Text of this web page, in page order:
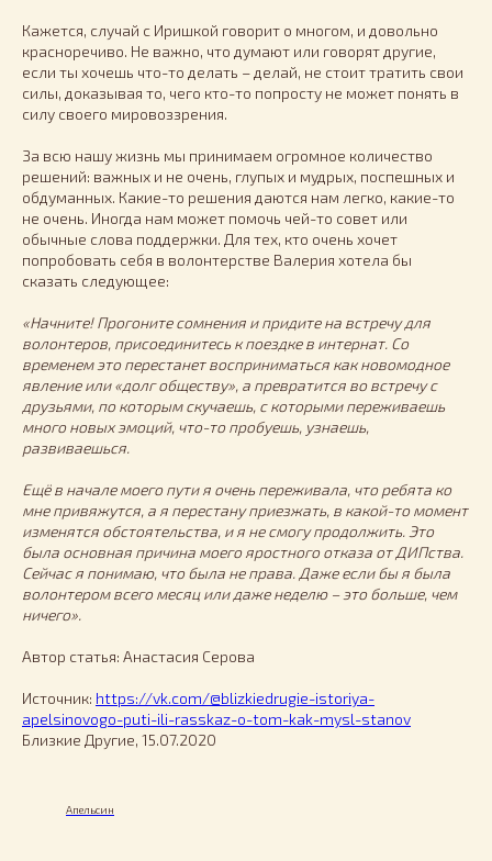
Кажется, случай с Иришкой говорит о многом, и довольно
красноречиво. Не важно, что думают или говорят другие,
если ты хочешь что-то делать – делай, не стоит тратить свои
силы, доказывая то, чего кто-то попросту не может понять в
силу своего мировоззрения.
За всю нашу жизнь мы принимаем огромное количество
решений: важных и не очень, глупых и мудрых, поспешных и
обдуманных. Какие-то решения даются нам легко, какие-то
не очень. Иногда нам может помочь чей-то совет или
обычные слова поддержки. Для тех, кто очень хочет
попробовать себя в волонтерстве Валерия хотела бы
сказать следующее:
«Начните! Прогоните сомнения и придите на встречу для
волонтеров, присоединитесь к поездке в интернат. Со
временем это перестанет восприниматься как новомодное
явление или «долг обществу», а превратится во встречу с
друзьями, по которым скучаешь, с которыми переживаешь
много новых эмоций, что-то пробуешь, узнаешь,
развиваешься.
Ещё в начале моего пути я очень переживала, что ребята ко
мне привяжутся, а я перестану приезжать, в какой-то момент
изменятся обстоятельства, и я не смогу продолжить. Это
была основная причина моего яростного отказа от ДИПства.
Сейчас я понимаю, что была не права. Даже если бы я была
волонтером всего месяц или даже неделю – это больше, чем
ничего».
Автор статья: Анастасия Серова
Источник: https://vk.com/@blizkiedrugie-istoriya-
apelsinovogo-puti-ili-rasskaz-o-tom-kak-mysl-stanov
Близкие Другие, 15.07.2020
Апельсин